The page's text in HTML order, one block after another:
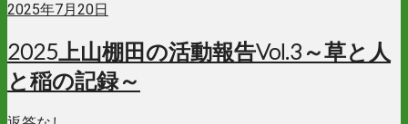
2025年7月20日
2025上山棚田の活動報告Vol.3～草と人
と稲の記録～